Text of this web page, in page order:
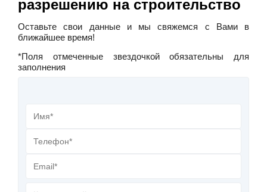
разрешению на строительство
Оставьте свои данные и мы свяжемся с Вами в
ближайшее время!
*Поля отмеченные звездочкой обязательны для
заполнения